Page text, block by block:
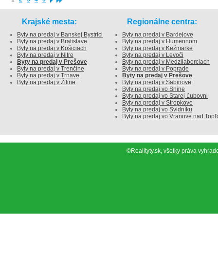
Krajské mesta:
Byty na predaj v Banskej Bystrici
Byty na predaj v Bratislave
Byty na predaj v Košiciach
Byty na predaj v Nitre
Byty na predaj v Prešove
Byty na predaj v Trenčíne
Byty na predaj v Trnave
Byty na predaj v Žiline
Regionálne centra:
Byty na predaj v Bardejove
Byty na predaj v Humennom
Byty na predaj v Kežmarke
Byty na predaj v Levoči
Byty na predaj v Medzilaborciach
Byty na predaj v Poprade
Byty na predaj v Prešove
Byty na predaj v Sabinove
Byty na predaj vo Snine
Byty na predaj vo Starej Ľubovni
Byty na predaj v Stropkove
Byty na predaj vo Svidníku
Byty na predaj vo Vranove nad
©Realityty.sk, všetky práva